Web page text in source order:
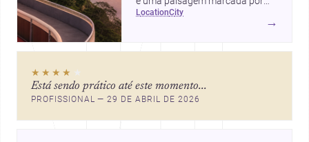
ícones como o Museu de Arte
mercado interessante para quem
quer construir, reformar ou
location city
→
★★★★ ★
Está sendo prático até este momento...
PROFISSIONAL — 29 DE ABRIL DE 2026